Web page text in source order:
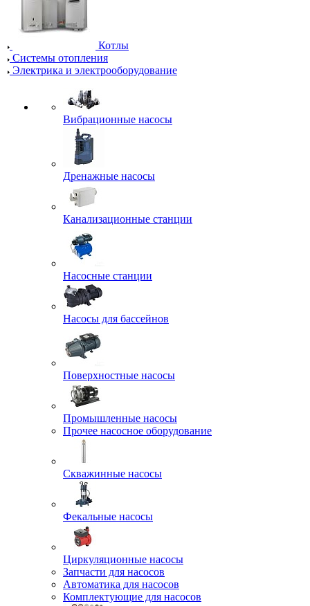
Котлы
Системы отопления
Электрика и электрооборудование
Вибрационные насосы
Дренажные насосы
Канализационные станции
Насосные станции
Насосы для бассейнов
Поверхностные насосы
Промышленные насосы
Прочее насосное оборудование
Скважинные насосы
Фекальные насосы
Циркуляционные насосы
Запчасти для насосов
Автоматика для насосов
Комплектующие для насосов